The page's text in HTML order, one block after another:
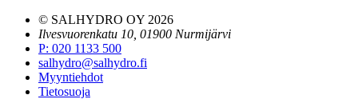
© SALHYDRO OY 2026
Ilvesvuorenkatu 10, 01900 Nurmijärvi
P: 020 1133 500
salhydro@salhydro.fi
Myyntiehdot
Tietosuoja